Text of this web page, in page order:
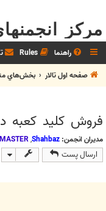
مرکز
راهنما Rules
صفحه اول تالار
بخش‌‌هاي
فروش كليد كعبه
مدیران انجمن: Shahbaz
,
MASTER
ارسال پست